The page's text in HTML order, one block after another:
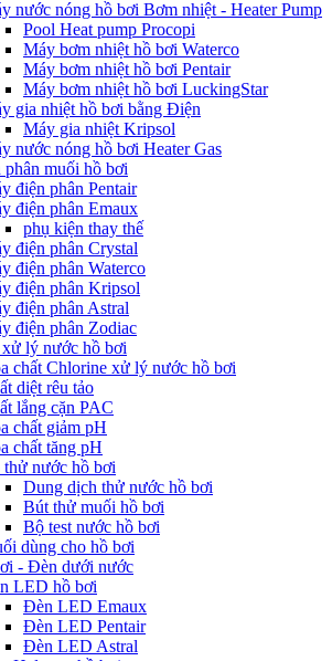
nước nóng hồ bơi Bơm nhiệt - Heater Pump
Pool Heat pump Procopi
Máy bơm nhiệt hồ bơi Waterco
Máy bơm nhiệt hồ bơi Pentair
Máy bơm nhiệt hồ bơi LuckingStar
gia nhiệt hồ bơi bằng Điện
Máy gia nhiệt Kripsol
nước nóng hồ bơi Heater Gas
muối hồ bơi
điện phân Pentair
điện phân Emaux
phụ kiện thay thế
điện phân Crystal
điện phân Waterco
điện phân Kripsol
điện phân Astral
điện phân Zodiac
lý nước hồ bơi
chất Chlorine xử lý nước hồ bơi
diệt rêu tảo
lắng cặn PAC
chất giảm pH
chất tăng pH
thử nước hồ bơi
Dung dịch thử nước hồ bơi
Bút thử muối hồ bơi
Bộ test nước hồ bơi
dùng cho hồ bơi
- Đèn dưới nước
LED hồ bơi
Đèn LED Emaux
Đèn LED Pentair
Đèn LED Astral